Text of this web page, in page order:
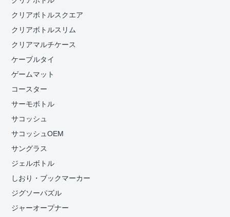
クリアボトルスクエア
クリアボトルスリム
クリアマルチケース
ケーブルタイ
ゲームマット
コースター
サーモボトル
サコッシュ
サコッシュOEM
サングラス
ジェルボトル
しおり・ブックマーカー
ジグソーパズル
ジャーオープナー